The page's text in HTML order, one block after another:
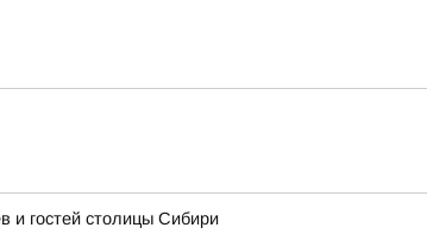
и гостей столицы Сибири